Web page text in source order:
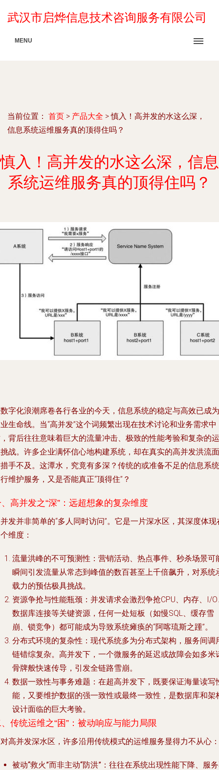
武汉市启烨信息技术咨询服务有限公司
MENU
当前位置： 首页 > 产品大全 > 慎入！高并发的水这么深，
信息系统运维服务真的顶得住吗？
慎入！高并发的水这么深，信息
系统运维服务真的顶得住吗？
字化浪潮席卷各行各业的今天，信息系统的稳定与高效已成为
生命线。当“高并发”这个词频繁出现在技术讨论和业务需求中
背后往往意味着巨大的流量冲击、极致的性能考验和复杂的运
战。许多企业满怀信心地构建系统，却在真实的高并发洪流面
手不及。这潭水，究竟有多深？传统的或准备不足的信息系统
维护服务，又是否能真正“顶得住”？
高并发之“深”：远超想象的复杂维度
发并非简单的“多人同时访问”。它是一片深水区，其深度体现
维度：
流量洪峰的不可预测性 ：营销活动、热点事件、秒杀场景可
瞬间引发流量从常态到峰值的数百甚至上千倍飙升，对系统
载力的预估极具挑战。
资源争抢与性能瓶颈 ：并发请求会激烈争抢CPU、内存、I/
数据库连接等关键资源，任何一处短板（如慢SQL、缓存雪
崩、锁竞争）都可能成为导致系统瘫痪的“阿喀琉斯之踵”。
分布式环境的复杂性 ：现代系统多为分布式架构，服务间调
链错综复杂。高并发下，一个微服务的延迟或故障会如多米
骨牌般快速传导，引发全链路雪崩。
数据一致性与事务难题 ：在超高并发下，既要保证海量读写
能，又要维护数据的强一致性或最终一致性，是数据库和架
设计面临的巨大考验。
传统运维之“困”：被动响应与能力局限
高并发深水区，许多沿用传统模式的运维服务显得力不从心：
被动“救火”而非主动“防洪” ：往往在系统出现性能下降、服